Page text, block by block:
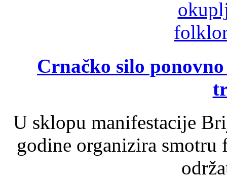
Crnačko silo
U sklopu manifestacije
godine organizira